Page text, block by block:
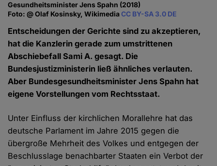
Gesundheitsminister Jens Spahn (2018)
Foto: @ Olaf Kosinsky, WikimediaCC BY-SA 3.0 DE
Entscheidungen der Gerichte sind zu akzeptieren,
hat die Kanzlerin gerade zum umstrittenen
Abschiebefall Sami A. gesagt. Die
Bundesjustizministerin ließ ähnliches verlauten.
Aber Bundesgesundheitsminister Jens Spahn hat
eigene Vorstellungen vom Rechtsstaat.
Unter Einfluss der kirchlichen Morallehre hat das
deutsche Parlament im Jahre 2015 gegen die
übergroße Mehrheit des Volkes und entgegen der
Beschlusslage benachbarter Staaten ein Verbot der